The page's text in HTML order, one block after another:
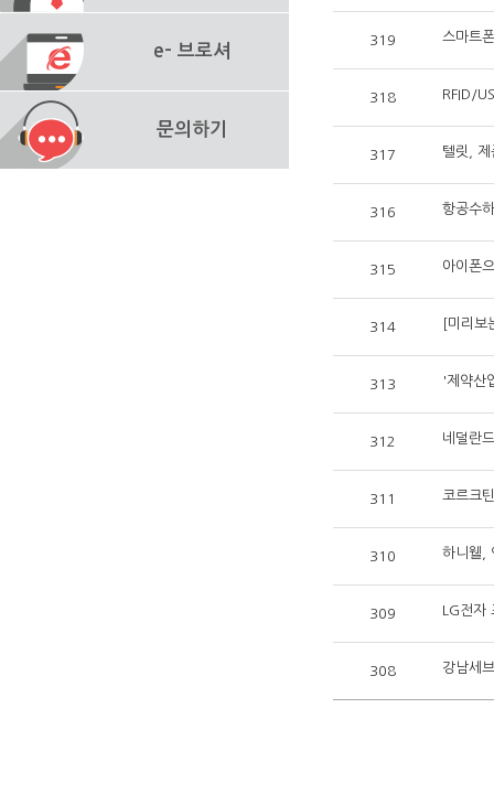
e- 브로셔
문의하기
319 스마트
318 RFID/
317 텔릿,
316 항공수
315 아이폰
314 [미리보
313 '제약산
312 네덜란
311 코르크
310 하니웰,
309 LG전자
308 강남세